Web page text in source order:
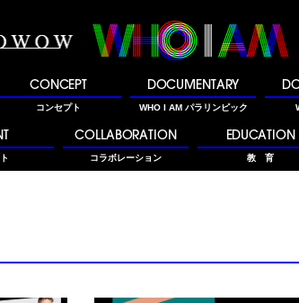
CONCEPT
コンセプト
DOCUMENTARY
WHO I AM パラリンピック
COLLABORATION
コラボレーション
EDUCATION
教 育